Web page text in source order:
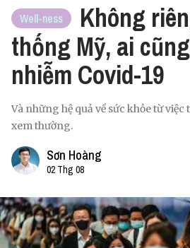
Well-ness
Không
thống Mỹ, ai
nhiễm Covid-19
Và những hệ quả về sức khỏe từ
xem thường.
Sơn Hoàng
02 Thg 08